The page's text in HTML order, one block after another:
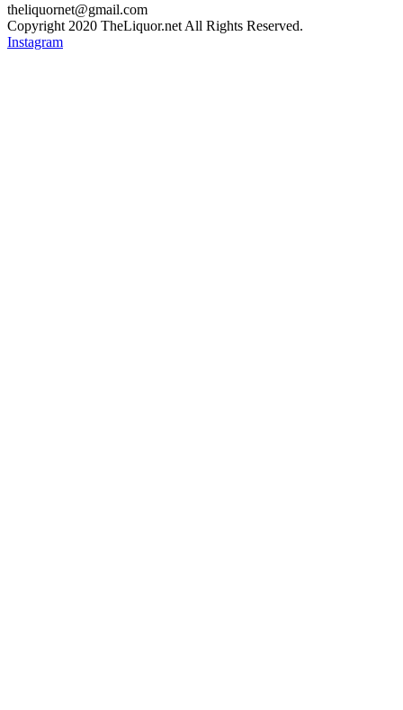
theliquornet@gmail.com
Copyright 2020 TheLiquor.net All Rights Reserved.
Instagram